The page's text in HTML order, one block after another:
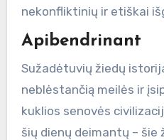
nekonfliktinių ir etiškai
Apibendrinant
Sužadėtuvių žiedų
neblėstančią meilės ir
kuklios senovės
šių dienų deimantų –